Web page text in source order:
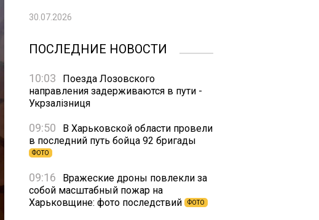
30.07.2026
ПОСЛЕДНИЕ НОВОСТИ
10:03
Поезда Лозовского
направления задерживаются в пути -
Укрзалізниця
09:50
В Харьковской области провели
в последний путь бойца 92 бригады
ФОТО
09:16
Вражеские дроны повлекли за
собой масштабный пожар на
Харьковщине: фото последствий
ФОТО